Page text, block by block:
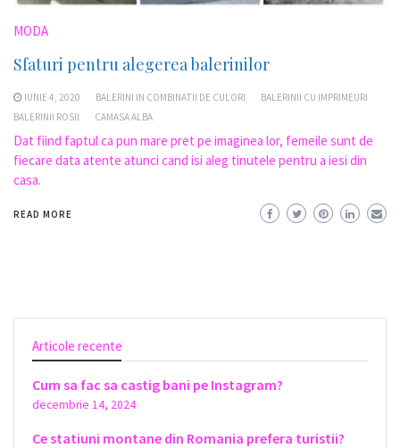
MODA
Sfaturi pentru alegerea balerinilor
IUNIE 4, 2020 BALERINI IN COMBINATII DE CULORI
BALERINII CU IMPRIMEURI
BALERINII ROSII
CAMASA ALBA
Dat fiind faptul ca pun mare pret pe imaginea lor, femeile sunt de
fiecare data atente atunci cand isi aleg tinutele pentru a iesi din
casa.
READ MORE
Articole recente
Cum sa fac sa castig bani pe Instagram?
decembrie 14, 2024
Ce statiuni montane din Romania prefera turistii?